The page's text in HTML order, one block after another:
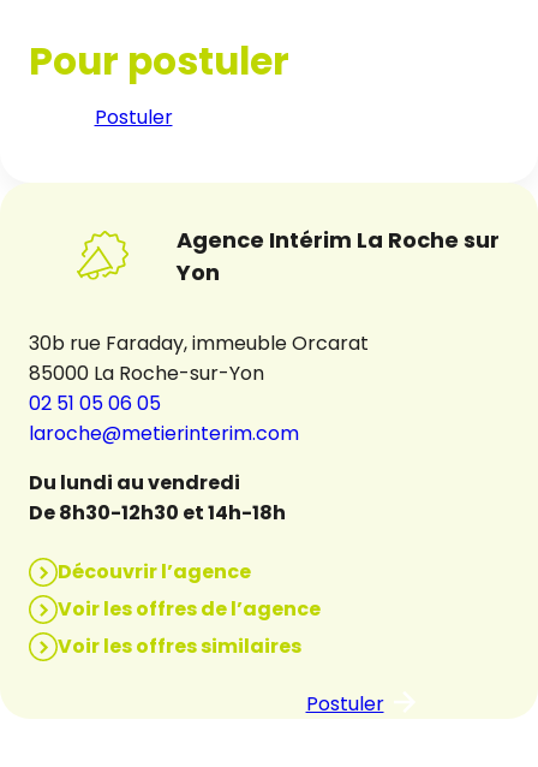
Pour postuler
Postuler
Agence Intérim La Roche sur
Yon
30b rue Faraday, immeuble Orcarat
85000 La Roche-sur-Yon
02 51 05 06 05
laroche@metierinterim.com
Du lundi au vendredi
De 8h30-12h30 et 14h-18h
Découvrir l’agence
Voir les offres de l’agence
Voir les offres similaires
Postuler